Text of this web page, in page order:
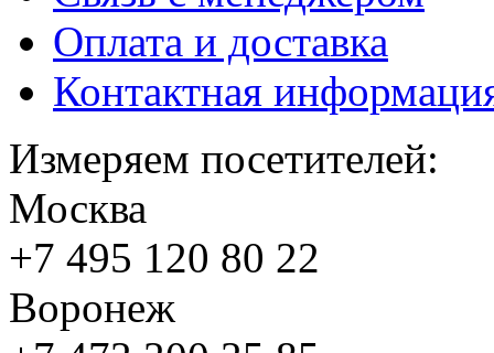
Оплата и доставка
Контактная
Измеряем посетителей:
Москва
+7 495 120 80 22
Воронеж